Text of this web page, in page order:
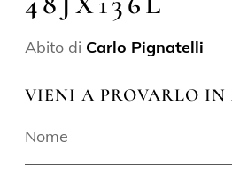
Abito di Carlo Pignatelli
VIENI A PROVARLO IN